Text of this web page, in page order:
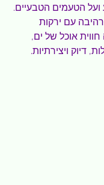
הטעמים הטבעיים.
עם ירקות
אוכל של ים,
דיוק ויצירתיות.